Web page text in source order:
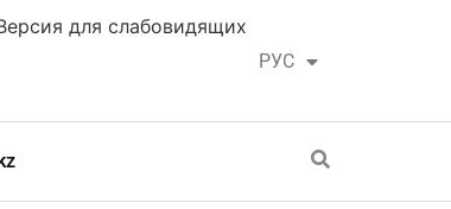
РУС
ҚАЗ
для слабовидящих